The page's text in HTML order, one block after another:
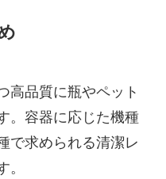
高品質に瓶やペット
。容器に応じた機種
で求められる清潔レ